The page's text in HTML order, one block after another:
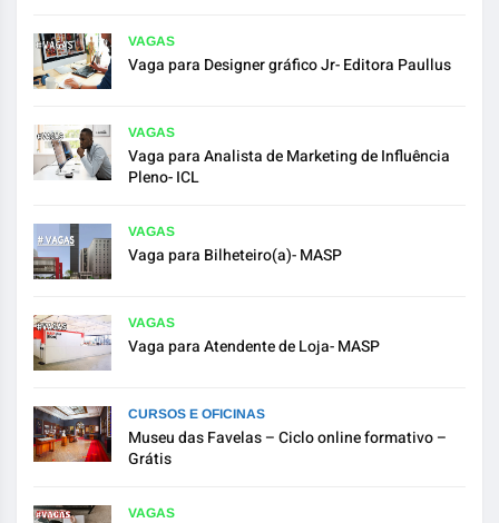
VAGAS
Vaga para Designer gráfico Jr- Editora Paullus
VAGAS
Vaga para Analista de Marketing de Influência
Pleno- ICL
VAGAS
Vaga para Bilheteiro(a)- MASP
VAGAS
Vaga para Atendente de Loja- MASP
CURSOS E OFICINAS
Museu das Favelas – Ciclo online formativo –
Grátis
VAGAS